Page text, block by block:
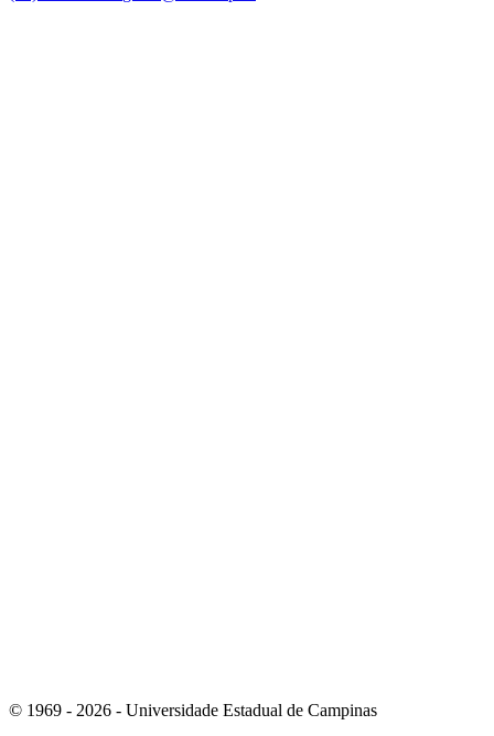
© 1969 - 2026 - Universidade Estadual de Campinas